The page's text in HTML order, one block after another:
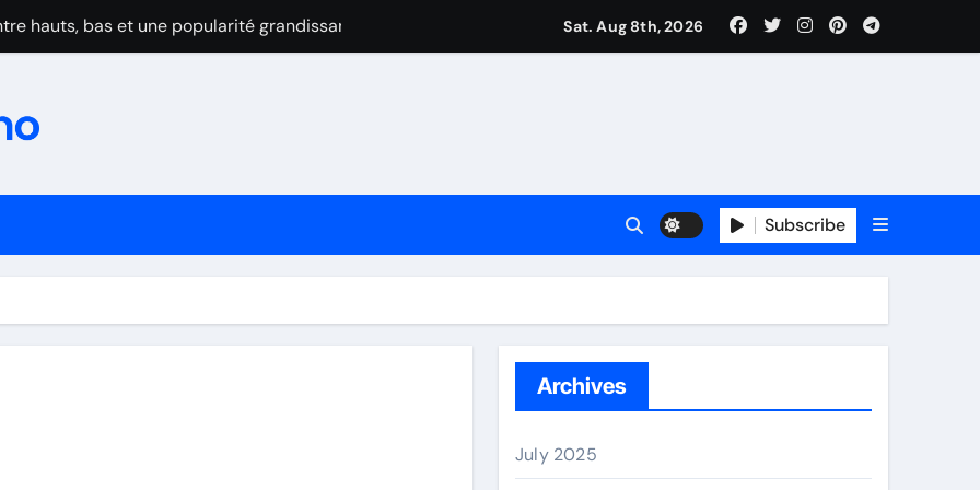
hauts, bas et une popularité grandissante
maudit par les blessures
après l’abandon cruel de Dimitrov
Les frères Lebrun brillent malgré la domination de Calderano
2025
Sat. Aug 8th, 2026
Subscribe
Archives
July 2025